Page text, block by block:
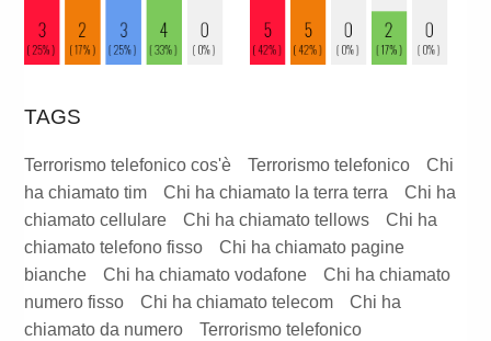
TAGS
Terrorismo telefonico cos'è Terrorismo telefonico
Chi
ha chiamato tim
Chi ha chiamato la terra terra
Chi ha
chiamato cellulare
Chi ha chiamato tellows
Chi ha
chiamato telefono fisso
Chi ha chiamato pagine
bianche
Chi ha chiamato vodafone
Chi ha chiamato
numero fisso
Chi ha chiamato telecom
Chi ha
chiamato da numero
Terrorismo telefonico